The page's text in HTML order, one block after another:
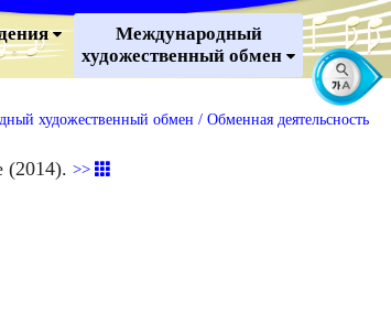
Международный
художественный обмен
художественный обмен / Обменная деятельсность
(2014). >>